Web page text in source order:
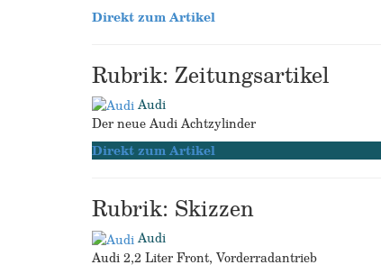
Direkt zum Artikel
Rubrik: Zeitungsartikel
Audi
Der neue Audi Achtzylinder
Direkt zum Artikel
Rubrik: Skizzen
Audi
Audi 2,2 Liter Front, Vorderradantrieb